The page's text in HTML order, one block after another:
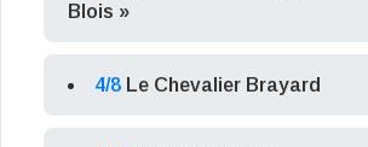
Blois »
4/8 Le Chevalier Brayard